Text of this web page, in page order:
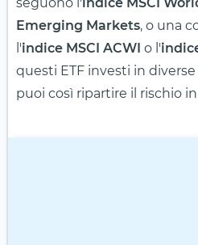
Emerging Markets, o una
l'indice MSCI ACWI o l'
questi ETF investi in
puoi così ripartire il rischio